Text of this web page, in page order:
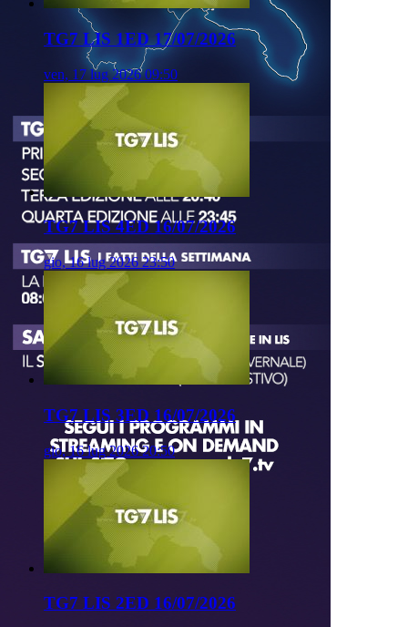
TG7 LIS 1ED 17/07/2026
ven, 17 lug 2026 09:50
TG7 LIS 4ED 16/07/2026
gio, 16 lug 2026 23:50
TG7 LIS 3ED 16/07/2026
gio, 16 lug 2026 20:50
TG7 LIS 2ED 16/07/2026